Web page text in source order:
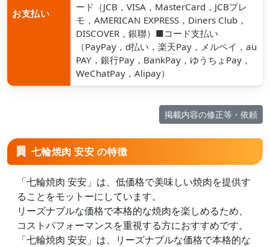
お支払い
ード（JCB，VISA，MasterCard，JCBプレ
モ，AMERICAN EXPRESS，Diners Club，
DISCOVER，銀聯）■コード支払い
（PayPay，d払い，楽天Pay，メルペイ，au
PAY，銀行Pay，BankPay，ゆうちょPay，
WeChatPay，Alipay）
掲載内容の修正等・依頼
七輪焼肉 安安 の特徴
「七輪焼肉 安安」は、低価格で美味しい焼肉を提供す
ることをモットーにしています。
リーズナブルな価格で本格的な焼肉を楽しめるため、
コストパフォーマンスを重視する方におすすめです。
「七輪焼肉 安安」は、リーズナブルな価格で本格的な